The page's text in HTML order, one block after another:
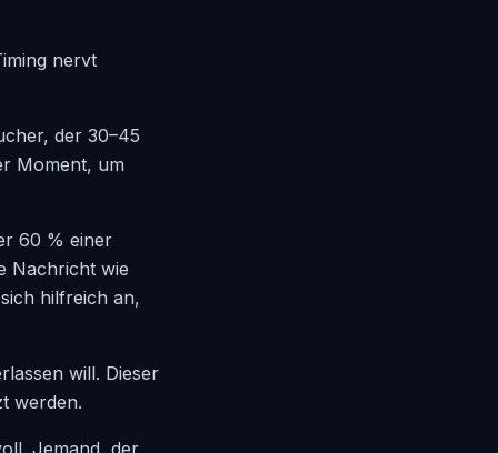
nervt
der 30–45
Moment, um
60 % einer
Nachricht wie
hilfreich an,
will. Dieser
werden.
Jemand, der